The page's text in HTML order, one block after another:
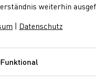
ein.
weiterhin
| Datenschutz
FunktionalFunktional